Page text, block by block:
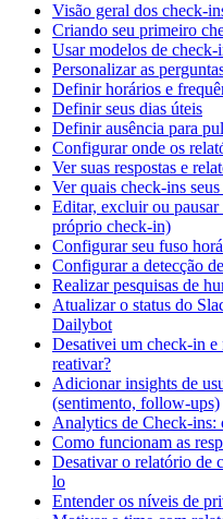
Visão geral dos check-
Criando seu primeiro
Usar modelos de check-
Personalizar as
Definir horários e
Definir seus dias úteis
Definir ausência para
Configurar onde os
Ver suas respostas e
Ver quais check-ins
Editar, excluir ou
próprio check-in)
Configurar seu fuso
Configurar a detecção
Realizar pesquisas de
Atualizar o status do
Dailybot
Desativei um check-in
reativar?
Adicionar insights de
(sentimento, follow-ups)
Analytics de Check-ins:
Como funcionam as
Desativar o relatório de
lo
Entender os níveis de